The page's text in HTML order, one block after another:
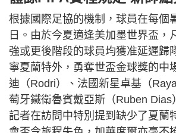
根據國際足協的機制，球員在每個
日。由於今夏適逢美加墨世界盃，
強或更後階段的球員均獲准延遲歸
寧夏蘭特外，勇奪世盃金球獎的中
迪（Rodri）、法國新星卓基（
萄牙鐵衛魯賓戴亞斯（Ruben Dias
記者在訪問中特別提到缺少了夏蘭